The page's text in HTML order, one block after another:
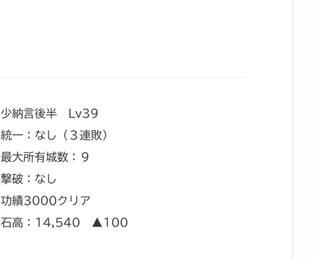
少納言後半 Lv39
統一：なし（３連敗）
最大所有城数：９
撃破：なし
功績3000クリア
石高：14,540 ▲100